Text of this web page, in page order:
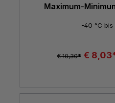
Maximum-
-40 °C bis
€ 10,30* €